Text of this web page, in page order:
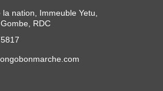
la nation, Immeuble Yetu,
RDC